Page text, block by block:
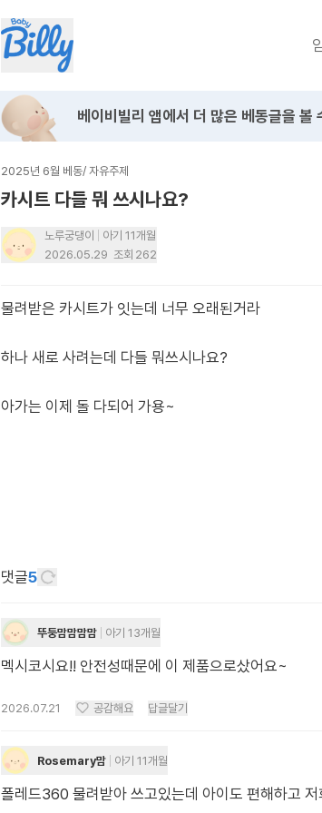
베이비빌리 앱에서 더 많은 베동글을 볼
2025년 6월 베동/ 자유주제
카시트 다들 뭐 쓰시나요?
노루궁댕이
아기 11개월
2026.05.29 조회 262
물려받은 카시트가 잇는데 너무 오래된거라
하나 새로 사려는데 다들 뭐쓰시나요?
댓글5
뚜둥맘맘맘맘 아기 13개월
멕시코시요!! 안전성때문에 이 제품으로샀어요~
2026.07.21 공감해요 답글달기
Rosemary맘 아기 11개월
폴레드360 물려받아 쓰고있는데 아이도 편해하고